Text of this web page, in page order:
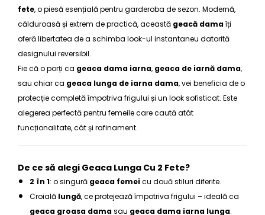
fete, o piesă esențială pentru garderoba de sezon. Modernă,
călduroasă și extrem de practică, această geacă damaîți
oferă libertatea de a schimba look-ul instantaneu datorită
designului reversibil.
Fie că o porți ca geaca dama iarna, geaca de iarnă dama,
sau chiar ca geaca lunga de iarna dama, vei beneficia de o
protecție completă împotriva frigului și un look sofisticat. Este
alegerea perfectă pentru femeile care caută atât
funcționalitate, cât și rafinament.
De ce să alegi Geaca Lunga Cu 2 Fete?
2 în 1: o singură geaca femeicu două stiluri diferite.
Croială lungă, ce protejează împotriva frigului – ideală ca
geaca groasa damasau geaca dama iarna lunga.